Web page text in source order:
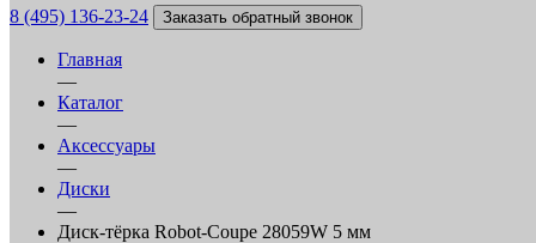
8 (495) 136-23-24 Заказать обратный звонок
Главная
—
Каталог
—
Аксессуары
—
Диски
—
Диск-тёрка Robot-Coupe 28059W 5 мм